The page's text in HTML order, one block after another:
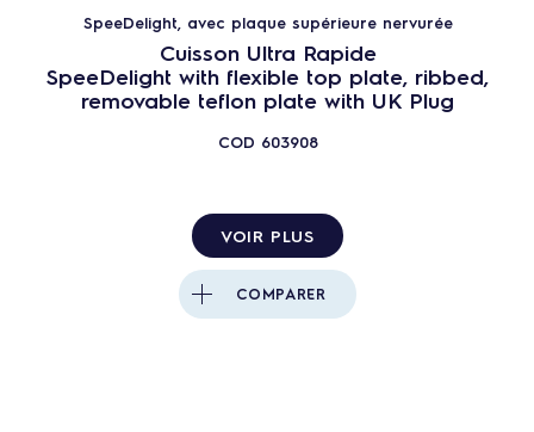
SpeeDelight, avec plaque supérieure nervurée
Cuisson Ultra Rapide
SpeeDelight with flexible top plate, ribbed,
removable teflon plate with UK Plug
COD 603908
VOIR PLUS
COMPARER